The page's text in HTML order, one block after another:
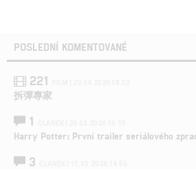
POSLEDNÍ KOMENTOVANÉ
221
拆彈專家
1
Harry Potter: První trailer seriálového
3